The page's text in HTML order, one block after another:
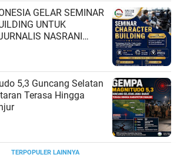
GELAR SEMINAR
UNTUK
NASRANI
DAN BERDAMPAK*
5,3 Guncang Selatan
Terasa Hingga
TERPOPULER LAINNYA